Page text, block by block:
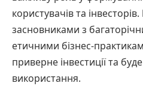
користувачів та
засновниками з
етичними бізнес-
приверне інвестиції та
використання.